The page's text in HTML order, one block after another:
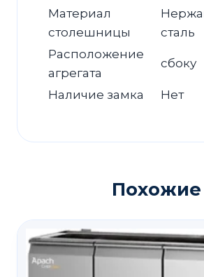
Материал
столешницы
сталь
Расположение
агрегата
сбоку
Наличие замка Нет
Похожие